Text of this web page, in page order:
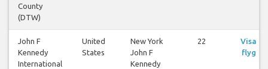
County
(DTW)
John F
Kennedy
International
United
States
New York
John F
Kennedy
22
Visa
flyg